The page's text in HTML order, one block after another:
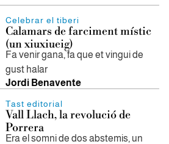
Celebrar el tiberi
Calamars de farciment místic
(un xiuxiueig)
Fa venir gana, fa que et vingui de
gust halar
Jordi Benavente
Tast editorial
Vall Llach, la revolució de
Porrera
Era el somni de dos abstemis, un